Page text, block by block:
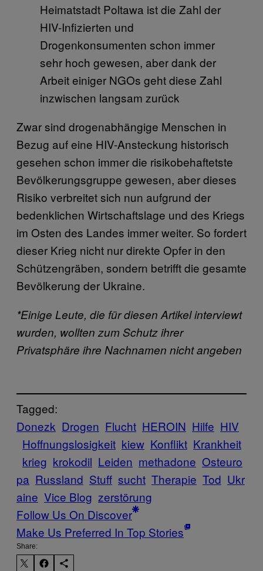
Heimatstadt Poltawa ist die Zahl der
HIV-Infizierten und
Drogenkonsumenten schon immer
sehr hoch gewesen, aber dank der
Arbeit einiger NGOs geht diese Zahl
inzwischen langsam zurück
Zwar sind drogenabhängige Menschen in
Bezug auf eine HIV-Ansteckung historisch
gesehen schon immer die risikobehaftetste
Bevölkerungsgruppe gewesen, aber dieses
Risiko verbreitet sich nun aufgrund der
bedenklichen Wirtschaftslage und des Kriegs
im Osten des Landes immer weiter. So fordert
dieser Krieg nicht nur direkte Opfer in den
Schützengräben, sondern betrifft die gesamte
Bevölkerung der Ukraine.
*Einige Leute, die für diesen Artikel interviewt
wurden, wollten zum Schutz ihrer
Privatsphäre ihre Nachnamen nicht angeben
Tagged:
Donezk Drogen Flucht HEROIN Hilfe HIV
Hoffnungslosigkeit kiew Konflikt Krankheit
krieg krokodil Leiden methadone Osteuro
pa Russland Stuff sucht Therapie Tod Ukr
aine Vice Blog zerstörung
Follow Us On Discover
Make Us Preferred In Top Stories
Share: